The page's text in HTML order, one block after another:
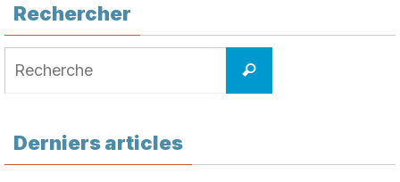
Rechercher
Recherche
Derniers articles